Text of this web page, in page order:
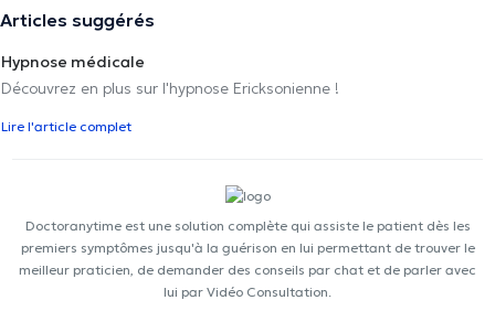
Articles suggérés
Hypnose médicale
Découvrez en plus sur l'hypnose Ericksonienne !
Lire l'article complet
Doctoranytime est une solution complète qui assiste le patient dès les
premiers symptômes jusqu'à la guérison en lui permettant de trouver le
meilleur praticien, de demander des conseils par chat et de parler avec
lui par Vidéo Consultation.